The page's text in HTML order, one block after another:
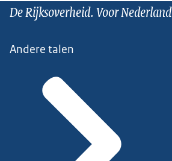
De Rijksoverheid. Voor Nederland
Andere talen